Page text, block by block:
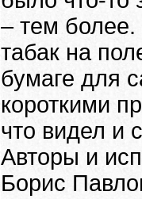
– тем
табак на
бумаге для
короткими
что видел
Авторы и
Борис